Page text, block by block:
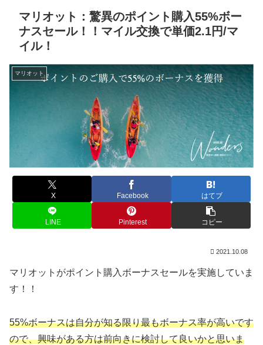
マリオット：驚異のポイント購入55%ボー
ナスセール！！マイル交換で単価2.1円/マ
イル！
マリオット
X Facebook はてブ
LINE Pinterest コピー
2021.10.08
マリオットがポイント購入ボーナスセールを実施していま
す！！
55%ボーナスは自分が知る限り最もボーナス率が高いです
ので、興味がある方は前向きに検討して良いかと思いま